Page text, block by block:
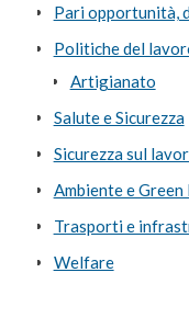
Pari opportunità,
Politiche del
Artigianato
Salute e Sicurezza
Sicurezza sul
Ambiente e Green
Trasporti e
Welfare